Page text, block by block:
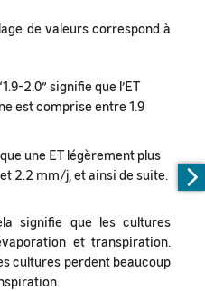
de valeurs correspond à
2.0” signifie que l’ET
est comprise entre 1.9
une ET légèrement plus
2.2 mm/j, et ainsi de suite.
signifie que les cultures
et transpiration.
cultures perdent beaucoup